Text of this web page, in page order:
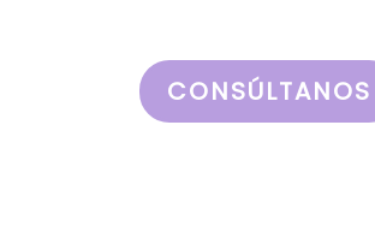
CONSÚLTANOS